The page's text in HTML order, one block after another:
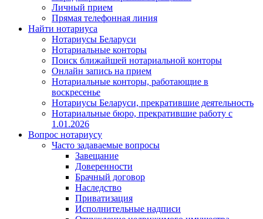
Личный прием
Прямая телефонная линия
Найти нотариуса
Нотариусы Беларуси
Нотариальные конторы
Поиск ближайшей нотариальной конторы
Онлайн запись на прием
Нотариальные конторы, работающие в
воскресенье
Нотариусы Беларуси, прекратившие деятельность
Нотариальные бюро, прекратившие работу с
1.01.2026
Вопрос нотариусу
Часто задаваемые вопросы
Завещание
Доверенности
Брачный договор
Наследство
Приватизация
Исполнительные надписи